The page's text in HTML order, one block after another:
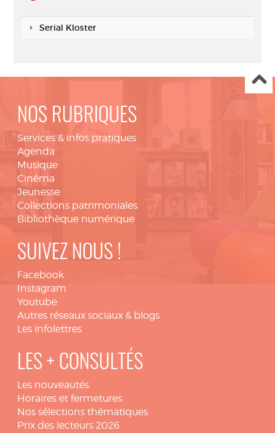
Serial Kloster
NOS RUBRIQUES
Services & infos pratiques
Agenda
Musique
Cinéma
Jeunesse
Collections patrimoniales
Bibliothèque numérique
SUIVEZ NOUS !
Facebook
Instagram
Youtube
Autres réseaux sociaux & blogs
Les infolettres
LES + CONSULTÉS
Les nouveautés
Horaires et fermetures
Nos sélections thématiques
Prix des lecteurs 2026